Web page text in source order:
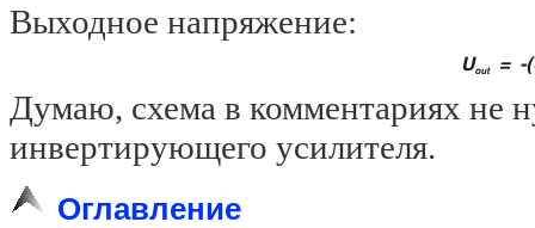
Выходное напряжение:
Думаю, схема в комментариях не
инвертирующего усилителя.
Оглавление